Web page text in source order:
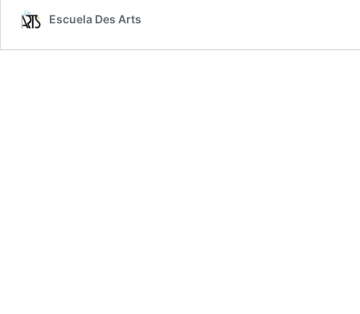
Escuela Des Arts